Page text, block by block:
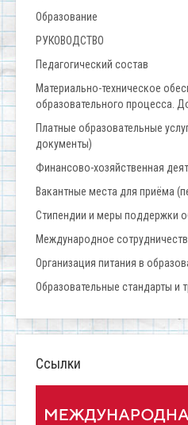
Образование
РУКОВОДСТВО
Педагогический состав
Материально-техническое
образовательного процесса.
Платные образовательные
документы)
Финансово-хозяйственная
Вакантные места для приёма
Стипендии и меры поддержки
Международное
Организация питания в
Образовательные стандарты и
Ссылки